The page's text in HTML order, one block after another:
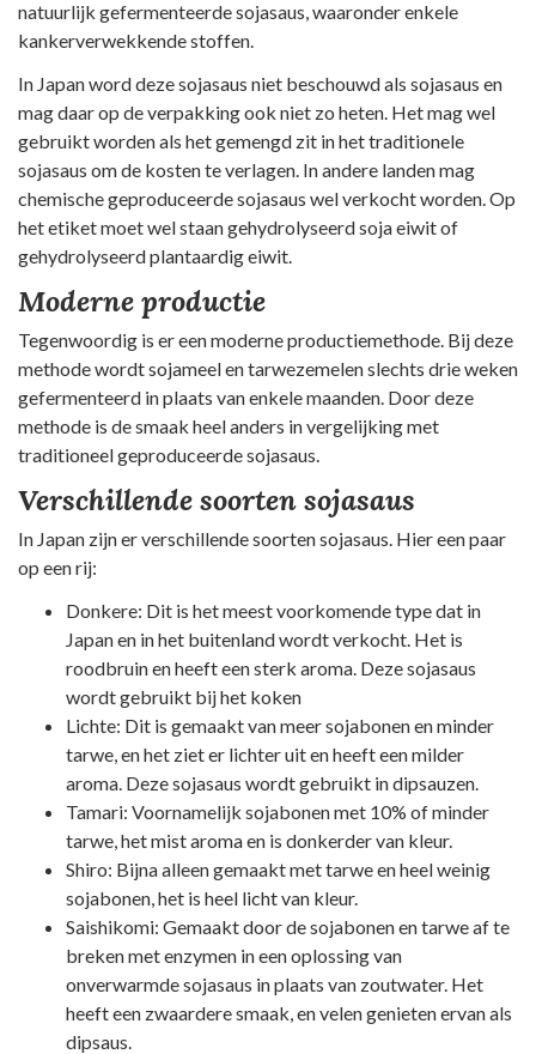
natuurlijk gefermenteerde sojasaus, waaronder enkele
kankerverwekkende stoffen.
In Japan word deze sojasaus niet beschouwd als sojasaus en
mag daar op de verpakking ook niet zo heten. Het mag wel
gebruikt worden als het gemengd zit in het traditionele
sojasaus om de kosten te verlagen. In andere landen mag
chemische geproduceerde sojasaus wel verkocht worden. Op
het etiket moet wel staan gehydrolyseerd soja eiwit of
gehydrolyseerd plantaardig eiwit.
Moderne productie
Tegenwoordig is er een moderne productiemethode. Bij deze
methode wordt sojameel en tarwezemelen slechts drie weken
gefermenteerd in plaats van enkele maanden. Door deze
methode is de smaak heel anders in vergelijking met
traditioneel geproduceerde sojasaus.
Verschillende soorten sojasaus
In Japan zijn er verschillende soorten sojasaus. Hier een paar
op een rij:
Donkere: Dit is het meest voorkomende type dat in
Japan en in het buitenland wordt verkocht. Het is
roodbruin en heeft een sterk aroma. Deze sojasaus
wordt gebruikt bij het koken
Lichte: Dit is gemaakt van meer sojabonen en minder
tarwe, en het ziet er lichter uit en heeft een milder
aroma. Deze sojasaus wordt gebruikt in dipsauzen.
Tamari: Voornamelijk sojabonen met 10% of minder
tarwe, het mist aroma en is donkerder van kleur.
Shiro: Bijna alleen gemaakt met tarwe en heel weinig
sojabonen, het is heel licht van kleur.
Saishikomi: Gemaakt door de sojabonen en tarwe af te
breken met enzymen in een oplossing van
onverwarmde sojasaus in plaats van zoutwater. Het
heeft een zwaardere smaak, en velen genieten ervan als
dipsaus.